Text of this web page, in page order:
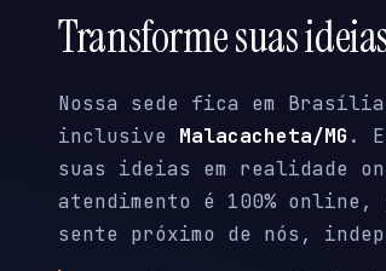
Transforme suas
Nossa sede fica em
inclusive Malacacheta/MG .
suas ideias em realidade
atendimento é 100% online,
sente próximo de nós,